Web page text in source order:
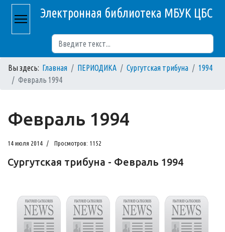
Электронная библиотека МБУК ЦБС
Вы здесь: Главная ПЕРИОДИКА Сургутская трибуна
1994
Февраль 1994
Февраль 1994
14 июля 2014 Просмотров: 1152
Сургутская трибуна - Февраль 1994